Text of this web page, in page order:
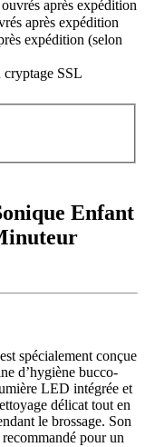
après expédition
après expédition
expédition (selon
cryptage SSL
Enfant
spécialement conçue
d’hygiène bucco-
LED intégrée et
délicat tout en
le brossage. Son
pour un